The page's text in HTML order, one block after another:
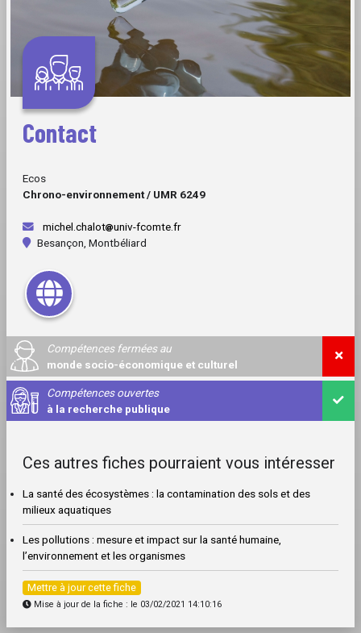
Contact
Ecos
Chrono-environnement / UMR 6249
michel.chalot
univ-fcomte.fr
Besançon, Montbéliard
Compétences fermées au
monde socio-économique et culturel
Compétences ouvertes
à la recherche publique
Ces autres fiches pourraient vous intéresser
La santé des écosystèmes : la contamination des sols et des
milieux aquatiques
Les pollutions : mesure et impact sur la santé humaine,
l’environnement et les organismes
Mettre à jour cette fiche
Mise à jour de la fiche : le 03/02/2021 14:10:16